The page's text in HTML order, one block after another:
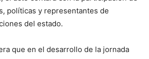
políticas y representantes de
del estado.
que en el desarrollo de la jornada